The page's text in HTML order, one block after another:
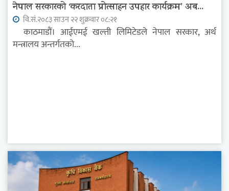
नेपाल सरकारको ‘करदाता प्रोत्साहन उपहार कार्यक्रम’ अब...
वि.सं.२०८३ साउन २२ शुक्रवार ०८:२१
काठमाडौं। आईएमई खल्ती लिमिटेडले नेपाल सरकार, अर्थ
मन्त्रालय अन्तर्गतको...